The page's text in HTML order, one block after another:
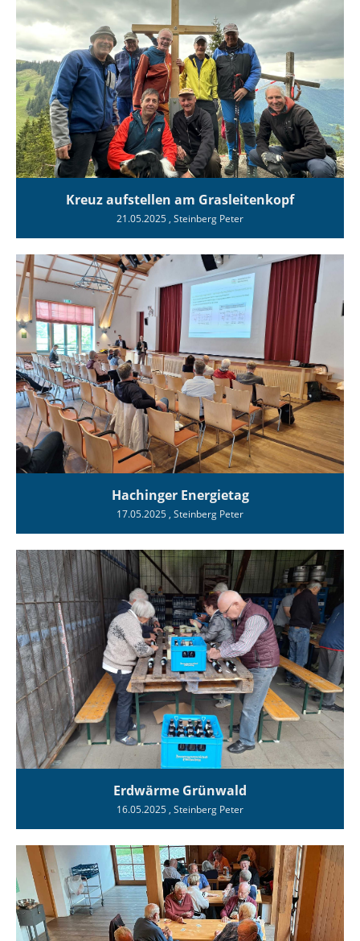
Kreuz aufstellen am Grasleitenkopf
21.05.2025 , Steinberg Peter
Hachinger Energietag
17.05.2025 , Steinberg Peter
Erdwärme Grünwald
16.05.2025 , Steinberg Peter